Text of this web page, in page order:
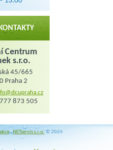
KONTAKTY
Centrum
s.r.o.
45/665
Praha 2
777 873 505
-NETservis s.r.o.© 2026